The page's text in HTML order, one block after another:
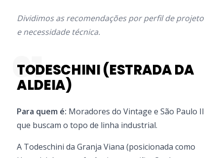
Dividimos as recomendações por perfil de projeto
e necessidade técnica.
01
TODESCHINI (ESTRADA DA
ALDEIA)
Para quem é: Moradores do Vintage e São Paulo II
que buscam o topo de linha industrial.
A Todeschini da Granja Viana (posicionada como